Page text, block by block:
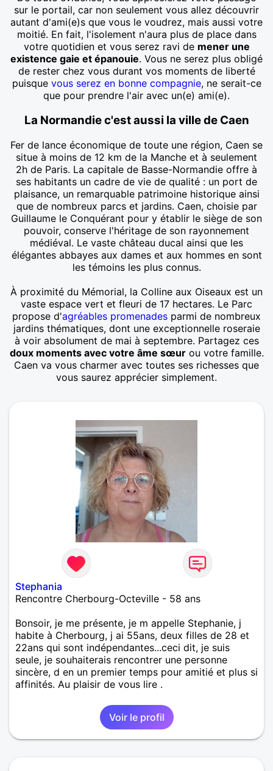
sur le portail, car non seulement vous allez découvrir
autant d'ami(e)s que vous le voudrez, mais aussi votre
moitié. En fait, l'isolement n'aura plus de place dans
votre quotidien et vous serez ravi de mener une
existence gaie et épanouie. Vous ne serez plus obligé
de rester chez vous durant vos moments de liberté
puisque vous serez en bonne compagnie, ne serait-ce
que pour prendre l'air avec un(e) ami(e).
La Normandie c'est aussi la ville de Caen
Fer de lance économique de toute une région, Caen se
situe à moins de 12 km de la Manche et à seulement
2h de Paris. La capitale de Basse-Normandie offre à
ses habitants un cadre de vie de qualité : un port de
plaisance, un remarquable patrimoine historique ainsi
que de nombreux parcs et jardins. Caen, choisie par
Guillaume le Conquérant pour y établir le siège de son
pouvoir, conserve l'héritage de son rayonnement
médiéval. Le vaste château ducal ainsi que les
élégantes abbayes aux dames et aux hommes en sont
les témoins les plus connus.
À proximité du Mémorial, la Colline aux Oiseaux est un
vaste espace vert et fleuri de 17 hectares. Le Parc
propose d'agréables promenades parmi de nombreux
jardins thématiques, dont une exceptionnelle roseraie
à voir absolument de mai à septembre. Partagez ces
doux moments avec votre âme sœurou votre famille.
Caen va vous charmer avec toutes ses richesses que
vous saurez apprécier simplement.
Stephania
Rencontre Cherbourg-Octeville - 58 ans
Bonsoir, je me présente, je m appelle Stephanie, j
habite à Cherbourg, j ai 55ans, deux filles de 28 et
22ans qui sont indépendantes...ceci dit, je suis
seule, je souhaiterais rencontrer une personne
sincère, d en un premier temps pour amitié et plus si
affinités. Au plaisir de vous lire .
Voir le profil